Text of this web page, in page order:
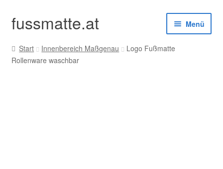
Zur
Navigation
springen
Zum
Inhalt
springen
fussmatte.at Menü
Außenbereich
Start Innenbereich Maßgenau
Logo Fußmatte
Rollenware waschbar